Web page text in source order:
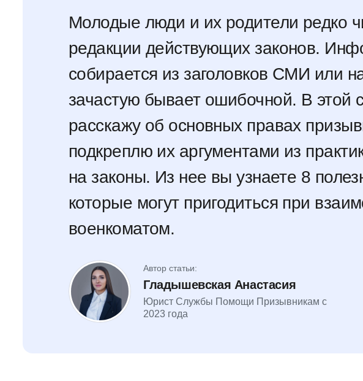
Молодые люди и их родители редко
редакции действующих законов.
собирается из заголовков СМИ или
зачастую бывает ошибочной. В этой
расскажу об основных правах
подкреплю их аргументами из
на законы. Из нее вы узнаете 8
которые могут пригодиться при
военкоматом.
Автор статьи:
Гладышевская Анастасия
Юрист Службы Помощи Призывникам с
2023 года